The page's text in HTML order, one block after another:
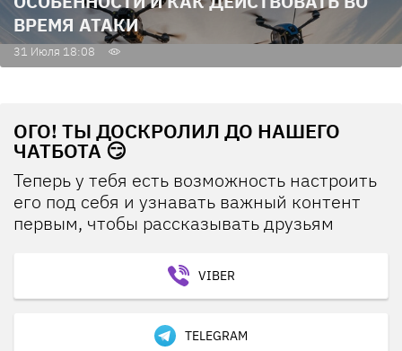
ВРЕМЯ АТАКИ
31 Июля 18:08
ОГО! ТЫ ДОСКРОЛИЛ ДО НАШЕГО
ЧАТБОТА 😏
Теперь у тебя есть возможность настроить
его под себя и узнавать важный контент
первым, чтобы рассказывать друзьям
VIBER
TELEGRAM